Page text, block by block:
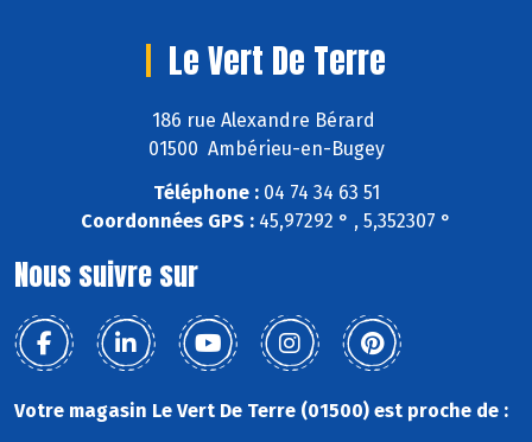
Le Vert De Terre
186 rue Alexandre Bérard
01500 Ambérieu-en-Bugey
Téléphone :04 74 34 63 51
Coordonnées GPS : 45,97292 ° , 5,352307 °
Nous suivre sur
Votre magasin Le Vert De Terre (01500) est proche de :